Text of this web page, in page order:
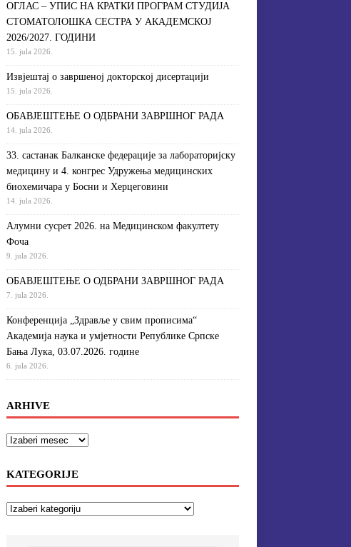
ОГЛАС – УПИС НА КРАТКИ ПРОГРАМ СТУДИЈА
СТОМАТОЛОШКА СЕСТРА У АКАДЕМСКОЈ
2026/2027. ГОДИНИ
15. jula 2026.
Извjeштaj o зaвршeнoj дoктoрскoj дисeртaциjи
15. jula 2026.
ОБАВЈЕШТЕЊЕ О ОДБРАНИ ЗАВРШНОГ РАДА
14. jula 2026.
33. састанак Балканске федерације за лабораторијску
медицину и 4. конгрес Удружења медицинских
биохемичара у Босни и Херцеговини
14. jula 2026.
Алумни сусрет 2026. на Медицинском факултету
Фоча
9. jula 2026.
ОБАВЈЕШТЕЊЕ О ОДБРАНИ ЗАВРШНОГ РАДА
7. jula 2026.
Конференција „Здравље у свим прописима“
Академија наука и умјетности Републике Српске
Бања Лука, 03.07.2026. године
6. jula 2026.
ARHIVE
KATEGORIJE